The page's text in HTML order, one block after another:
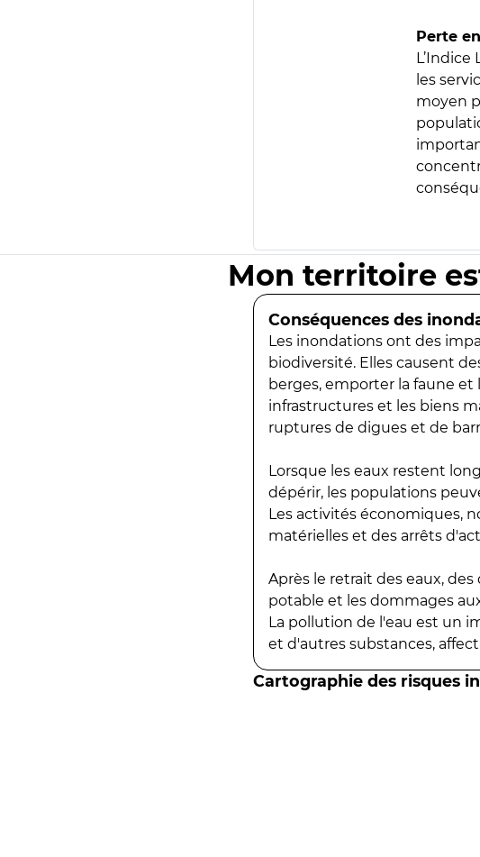
Perte
les
moyen
Mon territoire
Conséquences des
Les inondations ont des
biodiversité. Elles causent
berges, emporter la faune et
infrastructures et les biens
ruptures de digues et de
Lorsque les eaux restent
dépérir, les populations
Les activités économiques,
matérielles et des arrêts
Après le retrait des eaux,
potable et les dommages
La pollution de l'eau est un
et d'autres substances,
Cartographie des risques